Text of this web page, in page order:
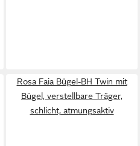
Rosa Faia Bügel-BH Twin mit
Bügel, verstellbare Träger,
schlicht, atmungsaktiv